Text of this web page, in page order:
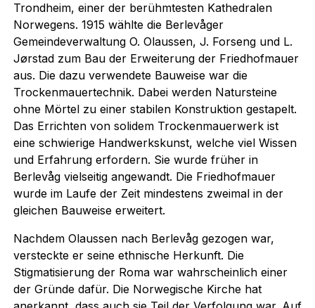
Trondheim, einer der berühmtesten Kathedralen
Norwegens. 1915 wählte die Berlevåger
Gemeindeverwaltung O. Olaussen, J. Forseng und L.
Jørstad zum Bau der Erweiterung der Friedhofmauer
aus. Die dazu verwendete Bauweise war die
Trockenmauertechnik. Dabei werden Natursteine
ohne Mörtel zu einer stabilen Konstruktion gestapelt.
Das Errichten von solidem Trockenmauerwerk ist
eine schwierige Handwerkskunst, welche viel Wissen
und Erfahrung erfordern. Sie wurde früher in
Berlevåg vielseitig angewandt. Die Friedhofmauer
wurde im Laufe der Zeit mindestens zweimal in der
gleichen Bauweise erweitert.
Nachdem Olaussen nach Berlevåg gezogen war,
versteckte er seine ethnische Herkunft. Die
Stigmatisierung der Roma war wahrscheinlich einer
der Gründe dafür. Die Norwegische Kirche hat